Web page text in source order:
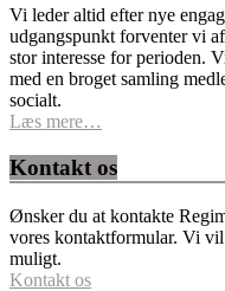
Vi leder altid efter nye
udgangspunkt forventer vi
stor interesse for perioden.
med en broget samling
socialt.
Læs mere…
Kontakt os
Ønsker du at kontakte
vores kontaktformular. Vi
muligt.
Kontakt os